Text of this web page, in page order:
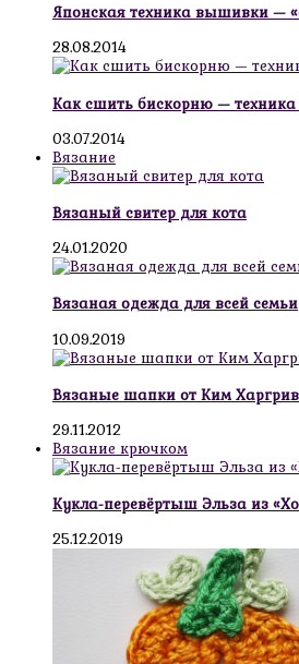
Японская техника вышивки —
28.08.2014
Как сшить бискорню —
03.07.2014
Вязание
Вязаный свитер для кота
24.01.2020
Вязаная одежда для всей семьи
10.09.2019
Вязаные шапки от Ким
29.11.2012
Вязание крючком
Кукла-перевёртыш Эльза из
25.12.2019